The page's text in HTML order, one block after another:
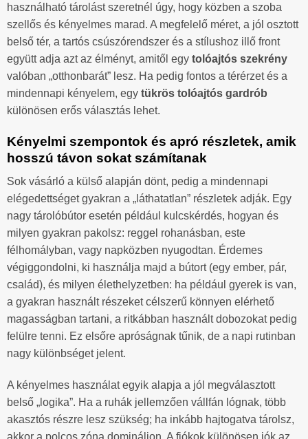
használható tárolást szeretnél úgy, hogy közben a szoba
szellős és kényelmes marad. A megfelelő méret, a jól osztott
belső tér, a tartós csúszórendszer és a stílushoz illő front
együtt adja azt az élményt, amitől egy tolóajtós szekrény
valóban „otthonbarát” lesz. Ha pedig fontos a térérzet és a
mindennapi kényelem, egy tükrös tolóajtós gardrób
különösen erős választás lehet.
Kényelmi szempontok és apró részletek, amik
hosszú távon sokat számítanak
Sok vásárló a külső alapján dönt, pedig a mindennapi
elégedettséget gyakran a „láthatatlan” részletek adják. Egy
nagy tárolóbútor esetén például kulcskérdés, hogyan és
milyen gyakran pakolsz: reggel rohanásban, este
félhomályban, vagy napközben nyugodtan. Érdemes
végiggondolni, ki használja majd a bútort (egy ember, pár,
család), és milyen élethelyzetben: ha például gyerek is van,
a gyakran használt részeket célszerű könnyen elérhető
magasságban tartani, a ritkábban használt dobozokat pedig
felülre tenni. Ez elsőre apróságnak tűnik, de a napi rutinban
nagy különbséget jelent.
A kényelmes használat egyik alapja a jól megválasztott
belső „logika”. Ha a ruhák jellemzően vállfán lógnak, több
akasztós részre lesz szükség; ha inkább hajtogatva tárolsz,
akkor a polcos zóna domináljon. A fiókok különösen jók az